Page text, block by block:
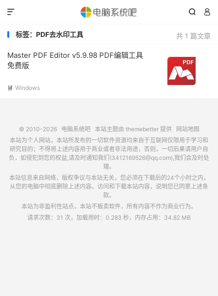
 

共 1 篇文章
标签：PDF去水印工具
Master PDF Editor v5.9.98 PDF编辑工具
免费版
 Windows
© 2010-2026 电脑系统吧本站主题由 themebetter提供
网站地图
本站为个人网站，本站所发布的一切软件资源均来自于互联网仅限用于学习和
研究目的；不得将上述内容用于商业或者非法用途，否则，一切后果请用户自
负，如侵犯到您的权益,请及时通知我们(3412169526@qq.com),我们会及时处
理。
本站信息来自网络，版权争议与本站无关，您必须在下载后的24个小时之内，
从您的电脑中彻底删除上述内容。访问和下载本站内容，说明您已同意上述条
款。
本站为非盈利性站点，本站不贩卖软件，所有内容不作为商业行为。
请求次数：31 次，加载用时：0.283 秒，内存占用：34.82 MB